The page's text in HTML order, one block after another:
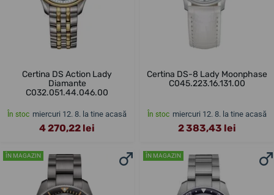
Certina DS Action Lady
Diamante
C032.051.44.046.00
În stoc miercuri 12. 8. la tine acasă
4 270,22 lei
Certina DS-8 Lady Moonphase
C045.223.16.131.00
În stoc miercuri 12. 8. la tine acasă
2 383,43 lei
ÎN MAGAZIN ÎN MAGAZIN